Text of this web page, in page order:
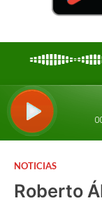
NOTICIAS
Roberto